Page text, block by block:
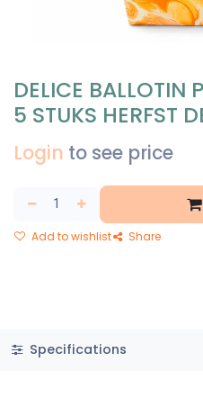
DELICE BALLOTIN
5 STUKS HERFST
Login to see price
Add to wishlist Share
Specifications